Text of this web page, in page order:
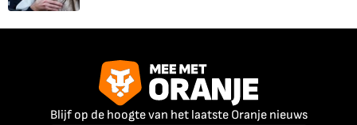
Blijf op de hoogte van het laatste Oranje nieuws